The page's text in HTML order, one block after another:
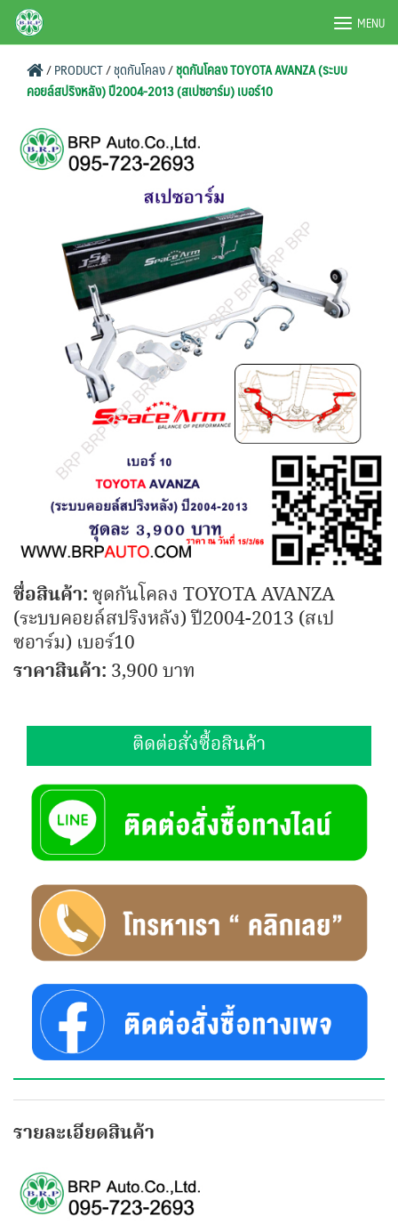
SkipBRPAUTO.COM MENU
/PRODUCT/ชุดกันโคลง/ชุดกันโคลง TOYOTA AVANZA (ระบบ
คอยล์สปริงหลัง) ปี2004-2013 (สเปซอาร์ม) เบอร์10
ชื่อสินค้า:ชุดกันโคลง TOYOTA AVANZA
(ระบบคอยล์สปริงหลัง) ปี2004-2013 (สเป
ซอาร์ม) เบอร์10
ราคาสินค้า: 3,900 บาท
ติดต่อสั่งซื้อสินค้า
รายละเอียดสินค้า